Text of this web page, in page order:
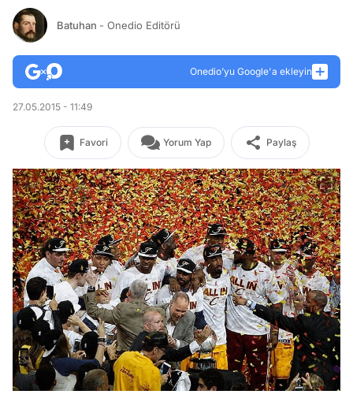
Batuhan - Onedio Editörü
Onedio’yu Google'a ekleyin
27.05.2015 - 11:49
Favori Yorum Yap Paylaş